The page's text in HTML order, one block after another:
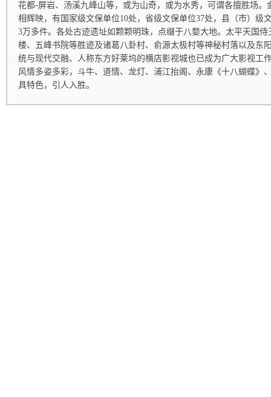
花都-屏岩、汤溪九峰山等，或为山奇，或为水秀，可谓各擅胜场。
相辉映，有国家级文保单位10处，省级文保单位37处，县（市）级
3万多件。各处古迹遗址如颗颗明珠，点缀于八婺大地。太平天国
楼、五峰书院等胜迹及诸葛八卦村、俞源太极村等神秘村落以及东
统与现代交融、人称东方好莱坞的横店影视城也已成为广大影视工
风情多姿多彩，斗牛、道情、龙灯、浦江抬阁、永康《十八蝴蝶》
具特色，引人入胜。